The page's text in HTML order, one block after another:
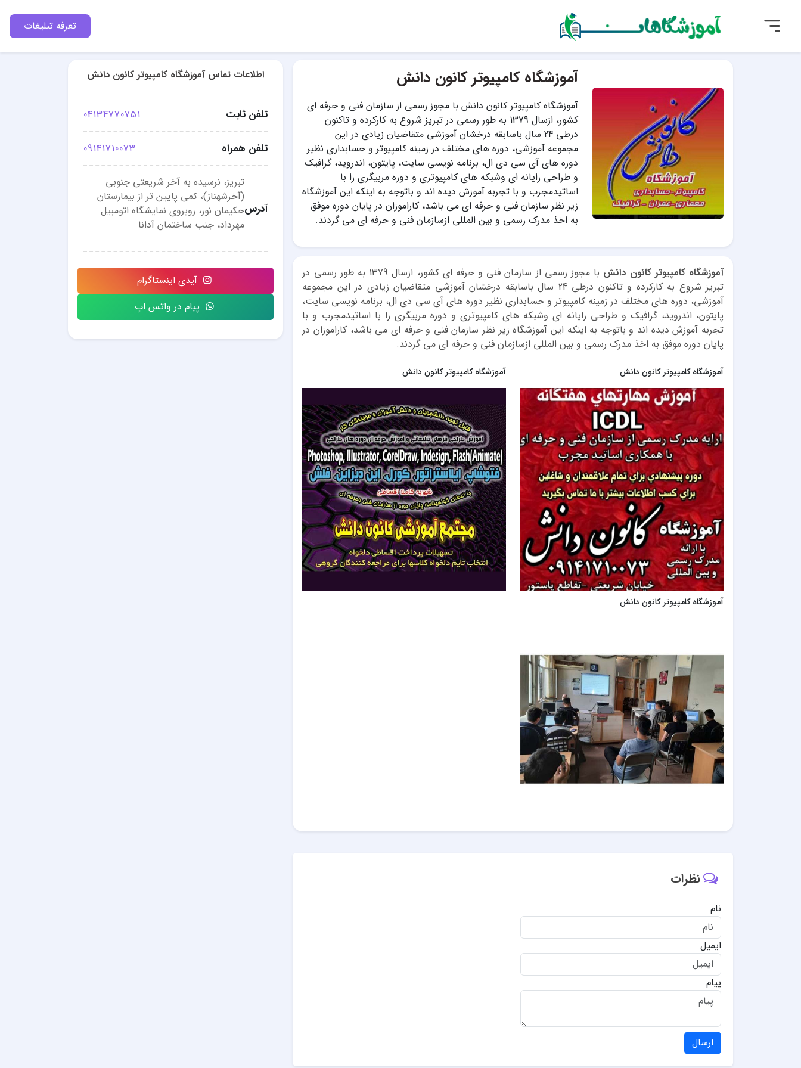
تعرفه تبلیغات
آموزشگاه کامپیوتر کانون دانش
آموزشگاه کامپیوتر کانون دانش با مجوز رسمی از سازمان فنی و حرفه ای
کشور، ازسال 1379 به طور رسمی در تبریز شروع به کارکرده و تاکنون
درطی 24 سال باسابقه درخشان آموزشی متقاضیان زیادی در این
مجموعه آموزشی، دوره های مختلف در زمینه کامپیوتر و حسابداری نظیر
دوره های آی سی دی ال، برنامه نویسی سایت، پایتون، اندروید، گرافیک
و طراحی رایانه ای وشبکه های کامپیوتری و دوره مربیگری را با
اساتیدمجرب و با تجربه آموزش دیده اند و باتوجه به اینکه این آموزشگاه
زیر نظر سازمان فنی و حرفه ای می باشد، کاراموزان در پایان دوره موفق
به اخذ مدرک رسمی و بین المللی ازسازمان فنی و حرفه ای می گردند.
آموزشگاه کامپیوتر کانون دانش
با مجوز رسمی از سازمان فنی و حرفه ای کشور، ازسال 1379 به طور رسمی در
تبریز شروع به کارکرده و تاکنون درطی 24 سال باسابقه درخشان آموزشی متقاضیان زیادی در این مجموعه
آموزشی، دوره های مختلف در زمینه کامپیوتر و حسابداری نظیر دوره های آی سی دی ال، برنامه نویسی سایت،
پایتون، اندروید، گرافیک و طراحی رایانه ای وشبکه های کامپیوتری و دوره مربیگری را با اساتیدمجرب و با
تجربه آموزش دیده اند و باتوجه به اینکه این آموزشگاه زیر نظر سازمان فنی و حرفه ای می باشد، کاراموزان در
پایان دوره موفق به اخذ مدرک رسمی و بین المللی ازسازمان فنی و حرفه ای می گردند.
آموزشگاه کامپیوتر کانون دانش آموزشگاه کامپیوتر کانون دانش
آموزشگاه کامپیوتر کانون دانش
نظرات
نام
ایمیل
پیام
ارسال
اطلاعات تماس آموزشگاه کامپیوتر کانون دانش
تلفن ثابت 04134770751
تلفن همراه 09141710073
آدرس
تبریز، نرسیده به آخر شریعتی جنوبی
(آخرشهناز)، کمی پایین تر از بیمارستان
حکیمان نور، روبروی نمایشگاه اتومبیل
مهرداد، جنب ساختمان آدانا
آیدی اینستاگرام
پیام در واتس اپ